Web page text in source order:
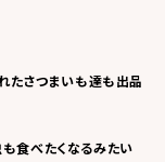
たさつまいも達も出品
食べたくなるみたい